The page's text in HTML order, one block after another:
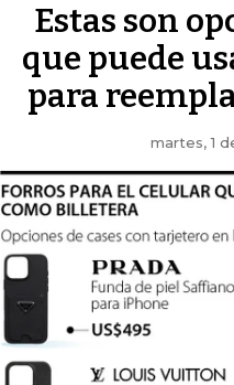
Estas son
que puede
para
martes, 1